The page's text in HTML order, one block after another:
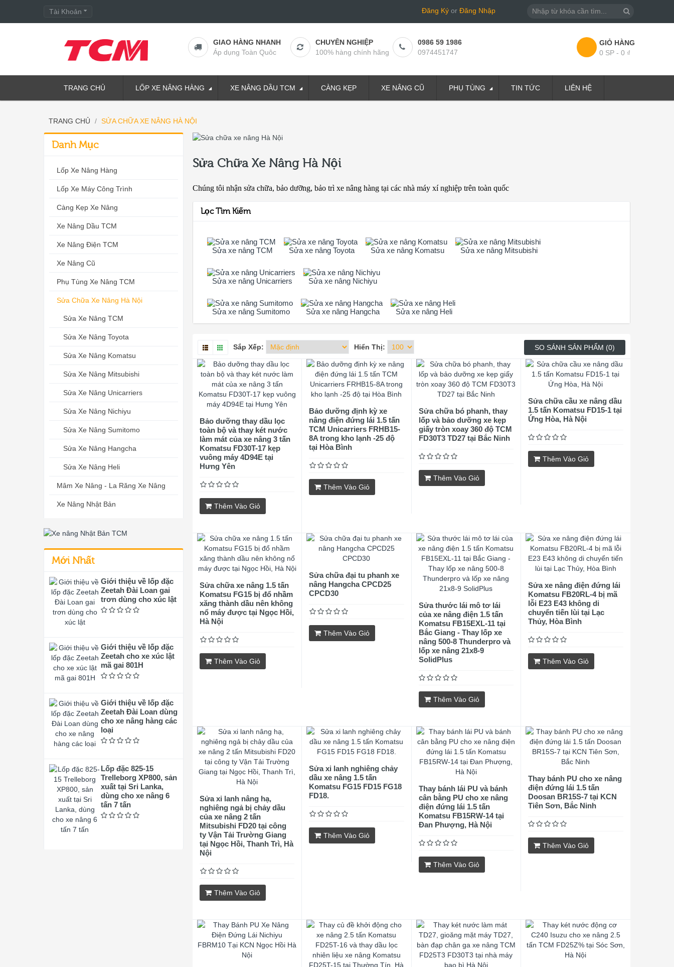
Tài Khoản Đăng Kýor Đăng Nhập
GIAO HÀNG NHANH
Áp dụng Toàn Quôc
CHUYÊN NGHIỆP
100% hàng chính hãng
0986 59 1986
0974451747
GIỎ HÀNG
0 SP - 0 ₫
TRANG CHỦ LỐP XE NÂNG HÀNG XE NÂNG DẦU TCM CÀNG KẸP XE NÂNG CŨ PHỤ TÙNG TIN TỨC LIÊN HỆ
TRANG CHỦ SỬA CHỮA XE NÂNG HÀ NỘI
Danh Mục
Lốp Xe Nâng Hàng
Lốp Xe Máy Công Trình
Càng Kẹp Xe Nâng
Xe Nâng Dầu TCM
Xe Nâng Điện TCM
Xe Nâng Cũ
Phụ Tùng Xe Nâng TCM
Sửa Chữa Xe Nâng Hà Nội
Sửa Xe Nâng TCM
Sửa Xe Nâng Toyota
Sửa Xe Nâng Komatsu
Sửa Xe Nâng Mitsubishi
Sửa Xe Nâng Unicarriers
Sửa Xe Nâng Nichiyu
Sửa Xe Nâng Sumitomo
Sửa Xe Nâng Hangcha
Sửa Xe Nâng Heli
Mâm Xe Nâng - La Răng Xe Nâng
Xe Nâng Nhật Bản
Mới Nhất
Giới thiệu về lốp đặc
Zeetah Đài Loan gai
trơn dùng cho xúc lật
Giới thiệu về lốp đặc
Zeetah cho xe xúc lật
mã gai 801H
Giới thiệu về lốp đặc
Zeetah Đài Loan dùng
cho xe nâng hàng các
loại
Lốp đặc 825-15
Trelleborg XP800, sản
xuất tại Sri Lanka,
dùng cho xe nâng 6
tấn 7 tấn
Sửa Chữa Xe Nâng Hà Nội
Chúng tôi nhận sửa chữa, bảo dưỡng, bảo trì xe nâng hàng tại các nhà máy xí nghiệp trên toàn quốc
Lọc Tìm Kiếm
Sửa xe nâng TCM Sửa xe nâng Toyota Sửa xe nâng Komatsu Sửa xe nâng Mitsubishi
Sửa xe nâng Unicarriers Sửa xe nâng Nichiyu
Sửa xe nâng Sumitomo Sửa xe nâng Hangcha Sửa xe nâng Heli
SO SÁNH SẢN PHẨM (0)
Sắp Xếp: Hiển Thị:
Bảo dưỡng thay dầu lọc
toàn bộ và thay két nước
làm mát của xe nâng 3 tấn
Komatsu FD30T-17 kẹp
vuông máy 4D94E tại
Hưng Yên
Thêm Vào Giỏ
Bảo dưỡng định kỳ xe
nâng điện đứng lái 1.5 tấn
TCM Unicarriers FRHB15-
8A trong kho lạnh -25 độ
tại Hòa Bình
Thêm Vào Giỏ
Sửa chữa bó phanh, thay
lốp và bảo dưỡng xe kẹp
giấy tròn xoay 360 độ TCM
FD30T3 TD27 tại Bắc Ninh
Thêm Vào Giỏ
Sửa chữa cầu xe nâng dầu
1.5 tấn Komatsu FD15-1 tại
Ứng Hòa, Hà Nội
Thêm Vào Giỏ
Sửa chữa xe nâng 1.5 tấn
Komatsu FG15 bị đổ nhầm
xăng thành dầu nên không
nổ máy được tại Ngọc Hồi,
Hà Nội
Thêm Vào Giỏ
Sửa chữa đại tu phanh xe
nâng Hangcha CPCD25
CPCD30
Thêm Vào Giỏ
Sửa thước lái mô tơ lái
của xe nâng điện 1.5 tấn
Komatsu FB15EXL-11 tại
Bắc Giang - Thay lốp xe
nâng 500-8 Thunderpro và
lốp xe nâng 21x8-9
SolidPlus
Thêm Vào Giỏ
Sửa xe nâng điện đứng lái
Komatsu FB20RL-4 bị mã
lỗi E23 E43 không di
chuyển tiến lùi tại Lạc
Thủy, Hòa Bình
Thêm Vào Giỏ
Sửa xi lanh nâng hạ,
nghiêng ngả bị chảy dầu
của xe nâng 2 tấn
Mitsubishi FD20 tại công
ty Vận Tải Trường Giang
tại Ngọc Hồi, Thanh Trì, Hà
Nội
Thêm Vào Giỏ
Sửa xi lanh nghiêng chảy
dầu xe nâng 1.5 tấn
Komatsu FG15 FD15 FG18
FD18.
Thêm Vào Giỏ
Thay bánh lái PU và bánh
cân bằng PU cho xe nâng
điện đứng lái 1.5 tấn
Komatsu FB15RW-14 tại
Đan Phượng, Hà Nội
Thêm Vào Giỏ
Thay bánh PU cho xe nâng
điện đứng lái 1.5 tấn
Doosan BR15S-7 tại KCN
Tiên Sơn, Bắc Ninh
Thêm Vào Giỏ